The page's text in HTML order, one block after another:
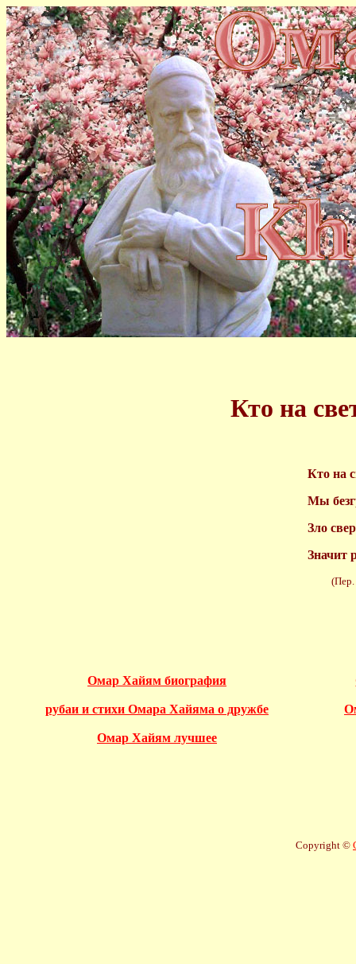
Кто на
Кто на
Мы
Зло
Значит
(Пер.
Омар Хайям биография
рубаи и стихи Омара Хайяма о дружбе
Омар Хайям лучшее
Copyright ©